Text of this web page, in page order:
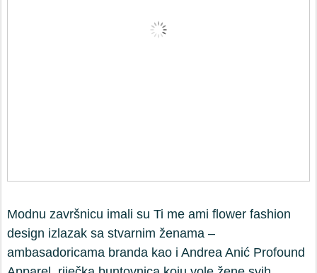
Modnu završnicu imali su Ti me ami flower fashion
design izlazak sa stvarnim ženama –
ambasadoricama branda kao i Andrea Anić Profound